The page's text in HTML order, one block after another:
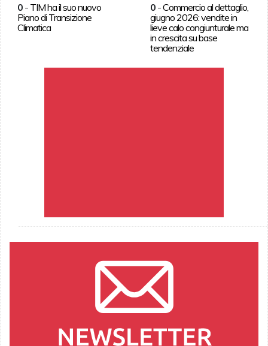
0- TIM ha il suo nuovo
Piano di Transizione
Climatica
0 -Commercio al dettaglio,
giugno 2026: vendite in
lieve calo congiunturale ma
in crescita su base
tendenziale